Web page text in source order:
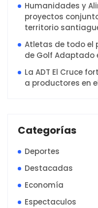
Humanidades y
proyectos
territorio
Atletas de todo el
de Golf Adaptado
La ADT El Cruce
a productores en
Categorías
Deportes
Destacadas
Economía
Espectaculos